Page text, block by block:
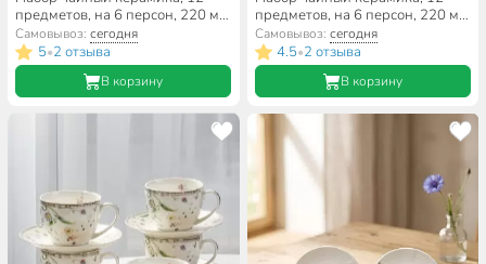
предметов, на 6 персон, 220 мл,
молочный, Классик, B060507
Самовывоз:сегодня
5•2 отзыва
В корзину
предметов, на 6 персон, 220 мл,
молочный, Веточки, B060505
Самовывоз: сегодня
4.5•2 отзыва
В корзину